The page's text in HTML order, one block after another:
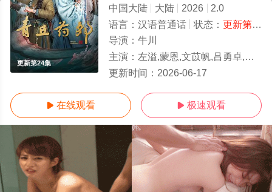
更新第24集
中国大陆 大陆 2026
2.0
语言： 汉语普通话 状态： 更新第24集
导演： 牛川
主演： 左溢,蒙恩,文苡帆,吕勇卓,何德瑞,符雅凝,赵慕颜,沈芝弈,祖卡尔,罗麦一,宣贻骞,刘瑾,刘果
更新时间： 2026-06-17
 在线观看  极速观看